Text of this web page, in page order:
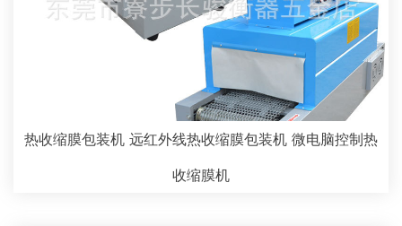
热收缩膜包装机 远红外线热收缩膜包装机 微电脑控制热
收缩膜机